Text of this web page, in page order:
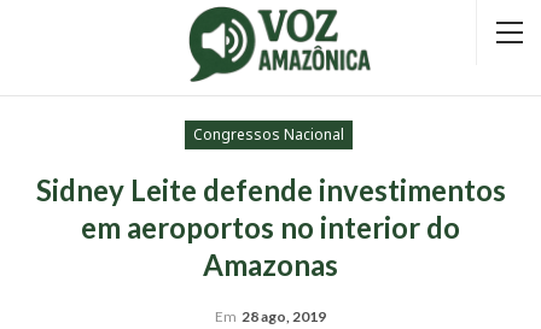
Congressos Nacional
Sidney Leite defende investimentos
em aeroportos no interior do
Amazonas
Em 28 ago, 2019